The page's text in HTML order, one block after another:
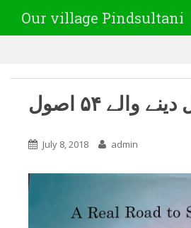
Our village Pindsultani
والے ۵۴ اصول
July 8, 2018 admin